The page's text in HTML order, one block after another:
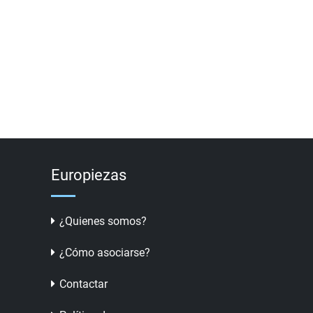
Europiezas
¿Quienes somos?
¿Cómo asociarse?
Contactar